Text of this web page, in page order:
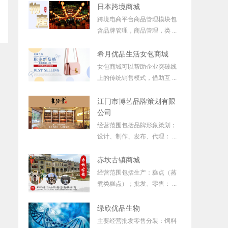
日本跨境商城
跨境电商平台商品管理模块包
含品牌管理，商品管理，类 ...
希月优品生活女包商城
女包商城可以帮助企业突破线
上的传统销售模式，借助互 ...
江门市博艺品牌策划有限
公司
经营范围包括品牌形象策划；
设计、制作、发布、代理： ...
赤坎古镇商城
经营范围包括生产：糕点（蒸
煮类糕点）；批发、零售： ...
绿欣优品生物
主要经营批发零售分装：饲料